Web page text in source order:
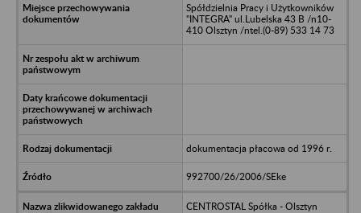
Spółdzielnia Pracy i Użytkowników
"INTEGRA" ul.Lubelska 43 B /n10-
410 Olsztyn /ntel.(0-89) 533 14 73
dokumentacja płacowa od 1996 r.
992700/26/2006/SEke
CENTROSTAL Spółka - Olsztyn